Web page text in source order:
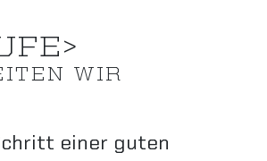
>
WIR
einer guten